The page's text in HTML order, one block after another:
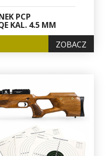
PCP
KAL. 4.5 MM
ZOBACZ